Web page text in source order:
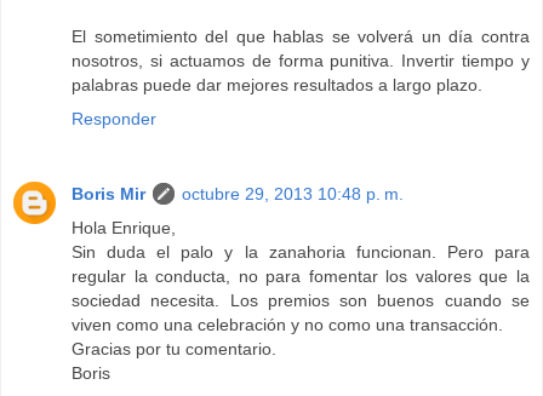
El sometimiento del que hablas se volverá un día contra
nosotros, si actuamos de forma punitiva. Invertir tiempo y
palabras puede dar mejores resultados a largo plazo.
Responder
Boris Mir
octubre 29, 2013 10:48 p. m.
Hola Enrique,
Sin duda el palo y la zanahoria funcionan. Pero para
regular la conducta, no para fomentar los valores que la
sociedad necesita. Los premios son buenos cuando se
viven como una celebración y no como una transacción.
Gracias por tu comentario.
Boris